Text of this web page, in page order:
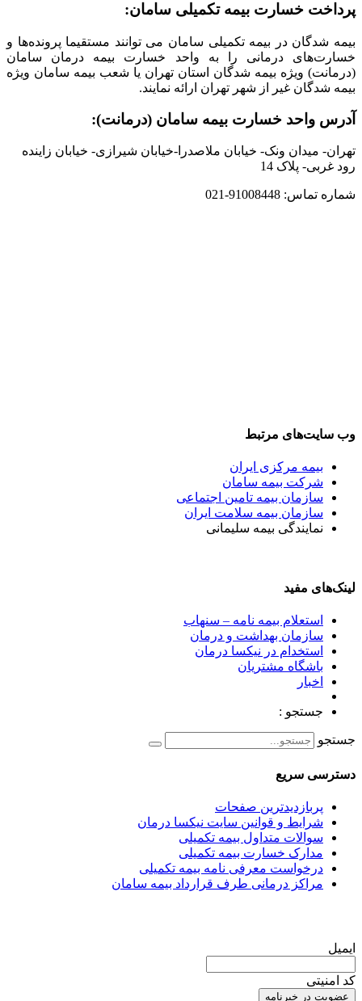
پرداخت خسارت بیمه تکمیلی سامان:
بیمه شدگان در بیمه تکمیلی سامان می توانند مستقیما پرونده‌ها و
خسارت‌های درمانی را به واحد خسارت بیمه درمان سامان
(درمانت) ویژه بیمه شدگان استان تهران یا شعب بیمه سامان ویژه
بیمه شدگان غیر از شهر تهران ارائه نمایند.
آدرس واحد خسارت بیمه سامان (درمانت):
تهران- میدان ونک- خیابان ملاصدرا-خیابان شیرازی- خیابان زاینده
رود غربی- پلاک 14
شماره تماس: 91008448-021
وب سایت‌های مرتبط
بیمه مرکزی ایران
شرکت بیمه سامان
سازمان بیمه تامین اجتماعی
سازمان بیمه سلامت ایران
نمایندگی بیمه سلیمانی
لینک‌های مفید
استعلام بیمه نامه – سنهاب
سازمان بهداشت و درمان
استخدام در نیکسا درمان
باشگاه مشتریان
اخبار
جستجو :
جستجو
دسترسی سریع
پربازدیدترین صفحات
شرایط و قوانین سایت نیکسا درمان
سوالات متداول بیمه تکمیلی
مدارک خسارت بیمه تکمیلی
درخواست معرفی نامه بیمه تکمیلی
مراکز درمانی طرف قرارداد بیمه سامان
ایمیل
کد امنیتی